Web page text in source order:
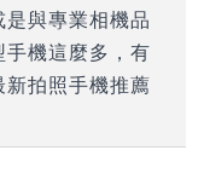
與專業相機品
手機這麼多，有
拍照手機推薦